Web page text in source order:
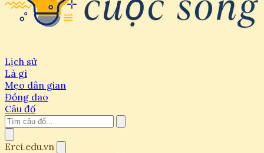
Lịch sử
Là gì
Mẹo dân gian
Đồng dao
Câu đố
Erci.edu.vn